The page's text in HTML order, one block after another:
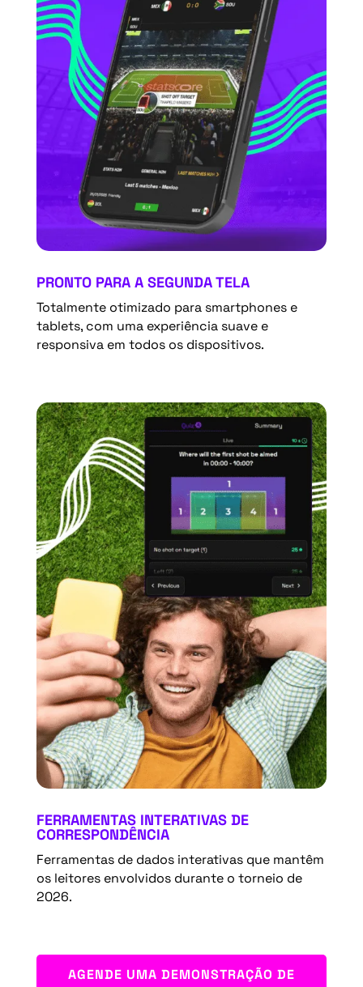
PRONTO PARA A SEGUNDA TELA
Totalmente otimizado para smartphones e
tablets, com uma experiência suave e
responsiva em todos os dispositivos.
FERRAMENTAS INTERATIVAS DE
CORRESPONDÊNCIA
Ferramentas de dados interativas que mantêm
os leitores envolvidos durante o torneio de
2026.
AGENDE UMA DEMONSTRAÇÃO DE